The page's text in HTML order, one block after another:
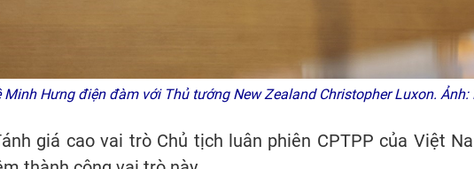
Minh Hưng điện đàm với Thủ tướng New Zealand Christopher Luxon.
giá cao vai trò Chủ tịch luân phiên CPTPP của Việt